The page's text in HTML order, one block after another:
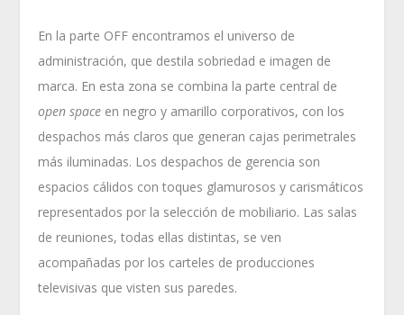
En la parte OFF encontramos el universo de
administración, que destila sobriedad e imagen de
marca. En esta zona se combina la parte central de
open space en negro y amarillo corporativos, con los
despachos más claros que generan cajas perimetrales
más iluminadas. Los despachos de gerencia son
espacios cálidos con toques glamurosos y carismáticos
representados por la selección de mobiliario. Las salas
de reuniones, todas ellas distintas, se ven
acompañadas por los carteles de producciones
televisivas que visten sus paredes.